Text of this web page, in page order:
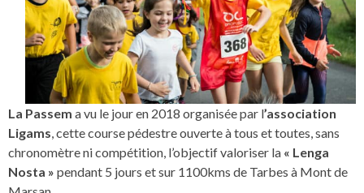
La Passem a vu le jour en 2018 organisée par l’association
Ligams, cette course pédestre ouverte à tous et toutes, sans
chronomètre ni compétition, l’objectif valoriser la « Lenga
Nosta » pendant 5 jours et sur 1100kms de Tarbes à Mont de